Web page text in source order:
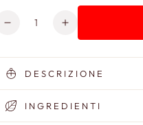
Quantità
Diminuisci
per
Beauty
Routine
Viso
Pelli
Aumenta
quantità
per
Beauty
Routine
Viso
DESCRIZIONE
INGREDIENTI